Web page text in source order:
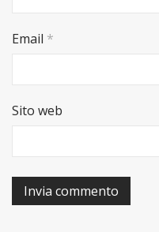
Email *
Sito web